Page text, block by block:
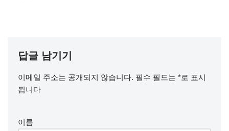
답글 남기기
이메일 주소는 공개되지 않습니다. 필수 필드는 *로 표시
됩니다
이름